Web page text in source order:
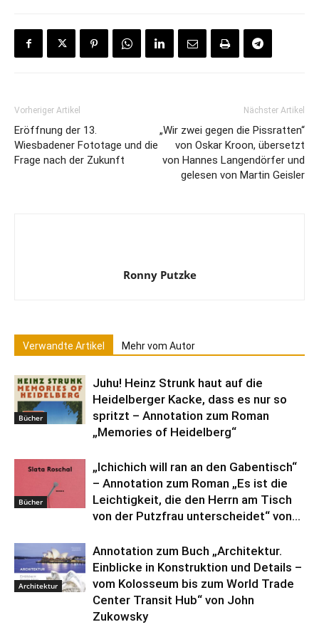
Vorheriger Artikel
Eröffnung der 13.
Wiesbadener Fototage und die
Frage nach der Zukunft
Nächster Artikel
„Wir zwei gegen die Pissratten“
von Oskar Kroon, übersetzt
von Hannes Langendörfer und
gelesen von Martin Geisler
Ronny Putzke
Verwandte Artikel Mehr vom Autor
Bücher
Juhu! Heinz Strunk haut auf die
Heidelberger Kacke, dass es nur so
spritzt – Annotation zum Roman
„Memories of Heidelberg“
Bücher
„Ichichich will ran an den Gabentisch“
– Annotation zum Roman „Es ist die
Leichtigkeit, die den Herrn am Tisch
von der Putzfrau unterscheidet“ von...
Architektur
Annotation zum Buch „Architektur.
Einblicke in Konstruktion und Details –
vom Kolosseum bis zum World Trade
Center Transit Hub“ von John
Zukowsky